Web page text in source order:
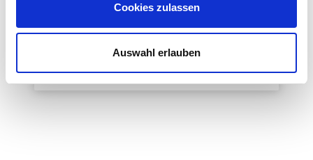
Cookies zulassen
Auswahl erlauben
Schüssler Schrumpfgerät Toolmanic S30
Accessories
Accessories new